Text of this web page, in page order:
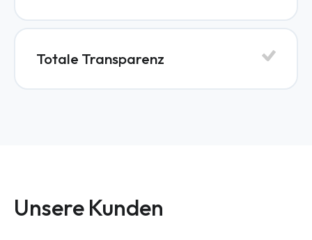
Totale Transparenz
Unsere Kunden